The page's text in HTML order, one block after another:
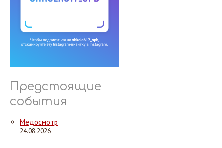
Предстоящие
события
Медосмотр
24.08.2026